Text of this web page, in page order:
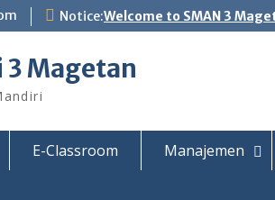
Notice:Welcome to SMAN 3
3 Magetan
E-Classroom Manajemen